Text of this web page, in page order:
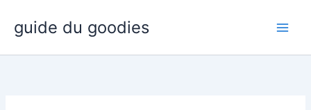
contenu
guide du goodies